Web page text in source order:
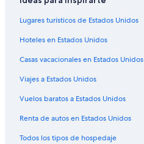
Lugares turísticos de Estados Unidos
Hoteles en Estados Unidos
Casas vacacionales en Estados Unidos
Viajes a Estados Unidos
Vuelos baratos a Estados Unidos
Renta de autos en Estados Unidos
Todos los tipos de hospedaje